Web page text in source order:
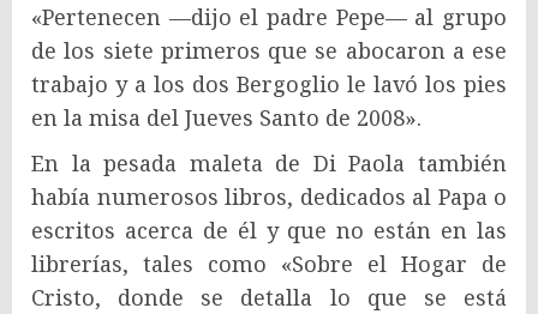
«Pertenecen —dijo el padre Pepe— al grupo
de los siete primeros que se abocaron a ese
trabajo y a los dos Bergoglio le lavó los pies
en la misa del Jueves Santo de 2008».
En la pesada maleta de Di Paola también
había numerosos libros, dedicados al Papa o
escritos acerca de él y que no están en las
librerías, tales como «Sobre el Hogar de
Cristo, donde se detalla lo que se está